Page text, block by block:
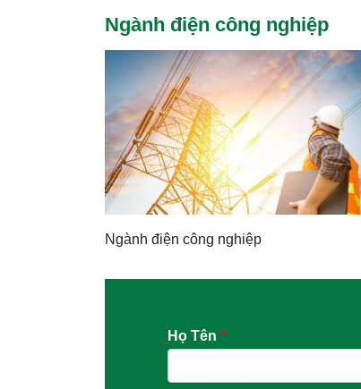
Ngành điện công nghiệp
Ngành điện công nghiệp
Họ Tên *